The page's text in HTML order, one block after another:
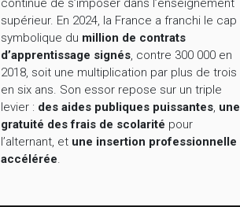
supérieur. En 2024, la France a franchi le cap
symbolique du million de contrats
d’apprentissage signés, contre 300 000 en
2018, soit une multiplication par plus de trois
en six ans. Son essor repose sur un triple
levier : des aides publiques puissantes, une
gratuité des frais de scolarité pour
l’alternant, et une insertion professionnelle
accélérée